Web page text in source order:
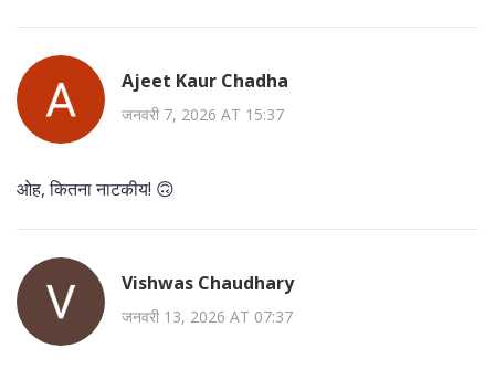
Ajeet Kaur Chadha
जनवरी 7, 2026 AT 15:37
ओह, कितना नाटकीय! 🙃
Vishwas Chaudhary
जनवरी 13, 2026 AT 07:37